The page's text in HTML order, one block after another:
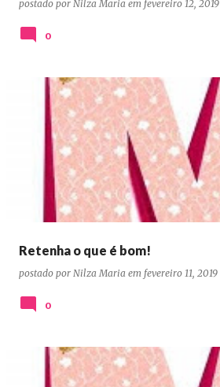
postado por Nilza Maria em fevereiro 12, 2019
0
Retenha o que é bom!
postado por Nilza Maria em fevereiro 11, 2019
0